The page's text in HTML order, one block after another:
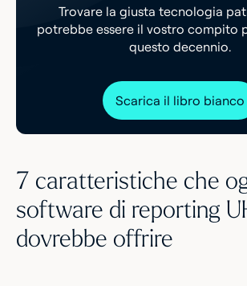
Trovare la giusta tecnologia
potrebbe essere il vostro compito
questo decennio.
Scarica il libro bianco
7 caratteristiche che
software di reporting
dovrebbe offrire